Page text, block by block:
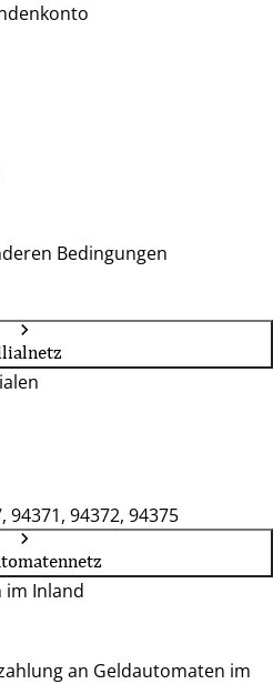
Bedingungen
94371, 94372, 94375
im Inland
an Geldautomaten im